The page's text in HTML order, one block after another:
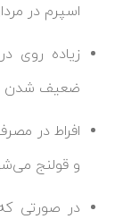
اسپرم در
زیاده روی
ضعیف شدن
افراط در
و قولنج
در صورتی